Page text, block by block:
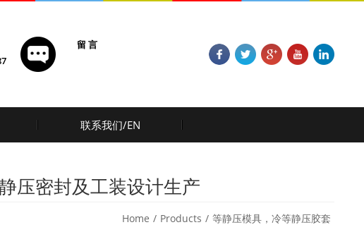
留 言
联系我们/EN
压密封及工装设计生产
Home / Products / 等静压模具，冷等静压胶套